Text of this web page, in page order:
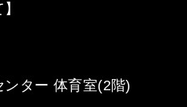
ター 体育室(2階)